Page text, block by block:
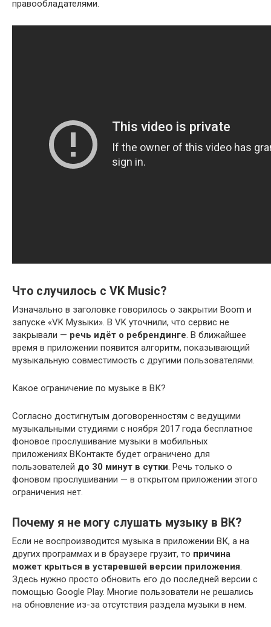
правообладателями.
Что случилось с VK Music?
Изначально в заголовке говорилось о закрытии Boom и
запуске «VK Музыки». В VK уточнили, что сервис не
закрывали — речь идёт о ребрендинге. В ближайшее
время в приложении появится алгоритм, показывающий
музыкальную совместимость с другими пользователями.
Какое ограничение по музыке в ВК?
Согласно достигнутым договоренностям с ведущими
музыкальными студиями с ноября 2017 года бесплатное
фоновое прослушивание музыки в мобильных
приложениях ВКонтакте будет ограничено для
пользователей до 30 минут в сутки. Речь только о
фоновом прослушивании — в открытом приложении этого
ограничения нет.
Почему я не могу слушать музыку в ВК?
Если не воспроизводится музыка в приложении ВК, а на
других программах и в браузере грузит, то причина
может крыться в устаревшей версии приложения.
Здесь нужно просто обновить его до последней версии с
помощью Google Play. Многие пользователи не решались
на обновление из-за отсутствия раздела музыки в нем.